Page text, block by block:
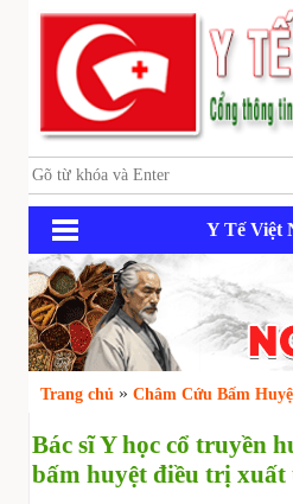
Y Tế Việt
Trang chủ » Châm Cứu Bấm
Bác sĩ Y học cổ truyền
bấm huyệt điều trị xuất